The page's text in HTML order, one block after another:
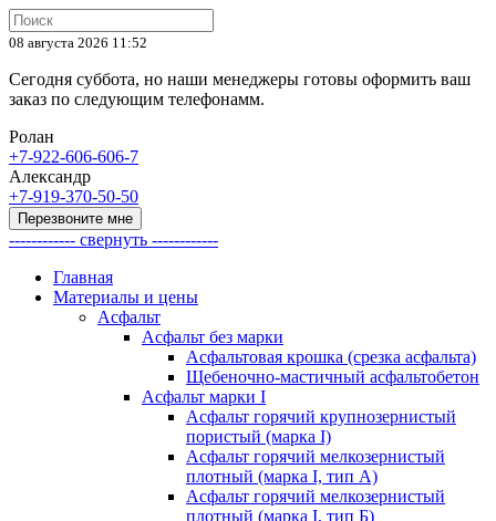
08 августа 2026 11:52
Сегодня суббота, но наши менеджеры готовы оформить ваш
заказ по следующим телефонамм.
Ролан
+7-922-606-606-7
Александр
+7-919-370-50-50
Перезвоните мне
------------ свернуть ------------
Главная
Материалы и цены
Асфальт
Асфальт без марки
Асфальтовая крошка (срезка асфальта)
Щебеночно-мастичный асфальтобетон
Асфальт марки I
Асфальт горячий крупнозернистый
пористый (марка I)
Асфальт горячий мелкозернистый
плотный (марка I, тип А)
Асфальт горячий мелкозернистый
плотный (марка I, тип Б)